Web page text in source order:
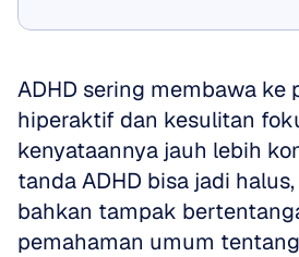
ADHD sering membawa ke
hiperaktif dan kesulitan
kenyataannya jauh lebih
tanda ADHD bisa jadi
bahkan tampak
pemahaman umum